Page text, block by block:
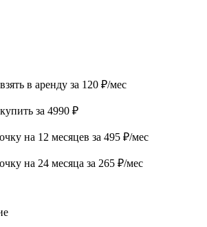
в аренду за 120 ₽/мес
за 4990 ₽
на 12 месяцев за 495 ₽/мес
на 24 месяца за 265 ₽/мес